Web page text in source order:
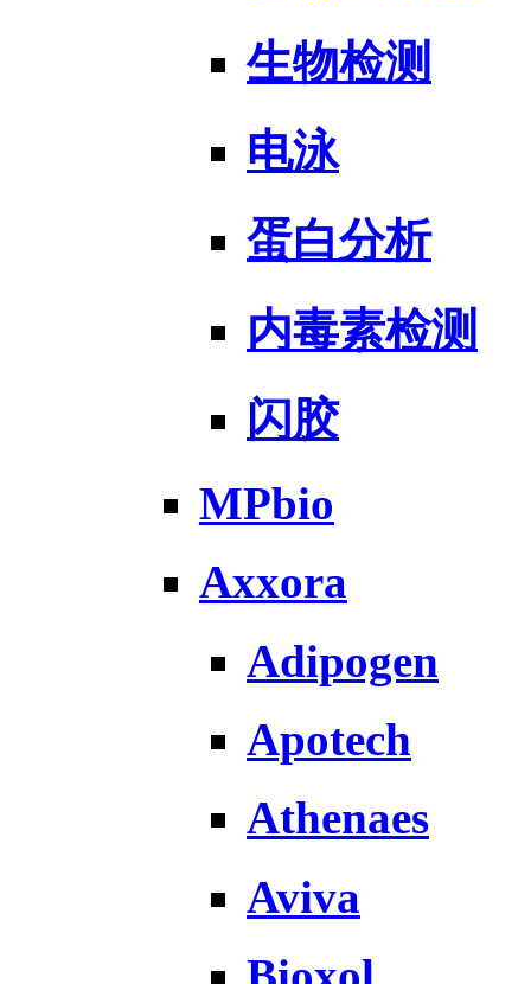
生物检测
电泳
蛋白分析
内毒素检测
闪胶
MPbio
Axxora
Adipogen
Apotech
Athenaes
Aviva